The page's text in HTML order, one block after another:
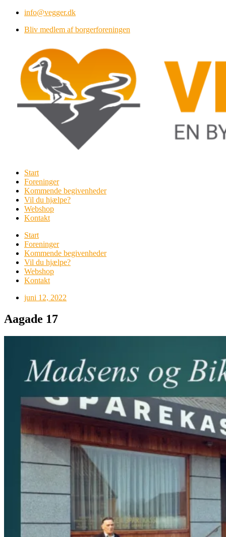
Videre
indhold
info@vegger.dk
Bliv medlem af borgerforeningen
Start
Foreninger
Kommende begivenheder
Vil du hjælpe?
Webshop
Kontakt
Start
Foreninger
Kommende begivenheder
Vil du hjælpe?
Webshop
Kontakt
juni 12, 2022
Aagade 17